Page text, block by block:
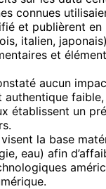
connues
et publièrent en
italien,
et
aucun
authentique
établissent un
la base
eau) afin